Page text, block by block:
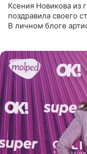
Ксения Новикова из
поздравила своего
В личном блоге